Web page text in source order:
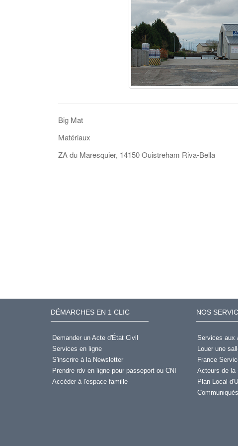
Big Mat
Matériaux
ZA du Maresquier, 14150 Ouistreham Riva-Bella
DÉMARCHES EN 1 CLIC
Demander un Acte d'État Civil
Services en ligne
S'inscrire à la Newsletter
Prendre rdv en ligne pour passeport ou CNI
Accéder à l'espace famille
NOS
Services aux
Louer une
France
Acteurs de la
Plan Local